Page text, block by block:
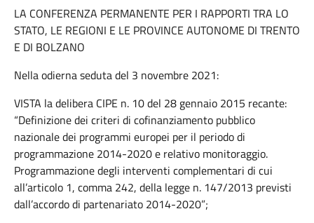
LA CONFERENZA PERMANENTE PER I RAPPORTI TRA LO
STATO, LE REGIONI E LE PROVINCE AUTONOME DI TRENTO
E DI BOLZANO
Nella odierna seduta del 3 novembre 2021:
VISTA la delibera CIPE n. 10 del 28 gennaio 2015 recante:
“Definizione dei criteri di cofinanziamento pubblico
nazionale dei programmi europei per il periodo di
programmazione 2014-2020 e relativo monitoraggio.
Programmazione degli interventi complementari di cui
all’articolo 1, comma 242, della legge n. 147/2013 previsti
dall’accordo di partenariato 2014-2020”;